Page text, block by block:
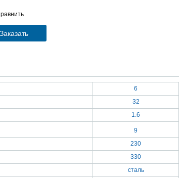
Спб. Купите сегодня по цене производителя!
предназначен для перекачивания пищевых растительных
государственным санитарно-эпидемеологическим
Цены фиксированы!
ТОПОЛЬ 300 ТРАНСМИКС и Растворосмеситель
Растворосмеситель СКАУТ MINI
по цене 2014 года
Заказать
6
32
1.6
9
230
330
сталь